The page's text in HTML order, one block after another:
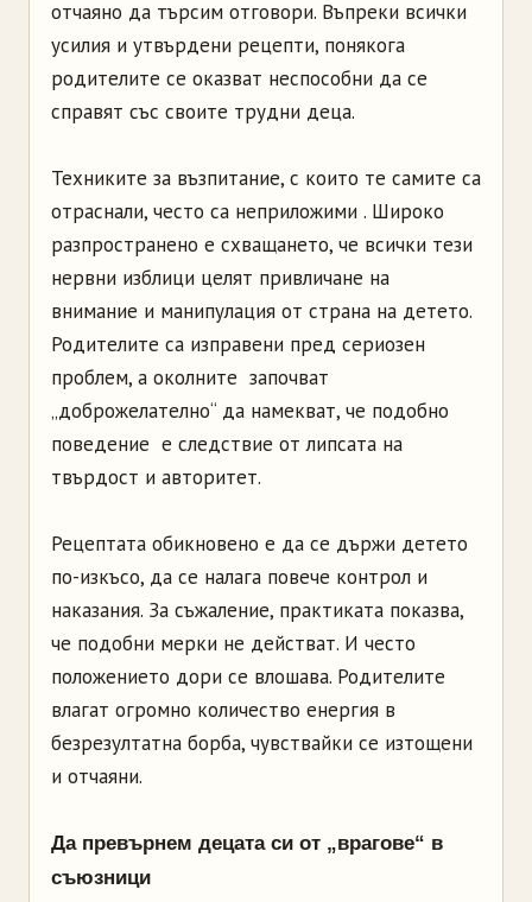
отчаяно да търсим отговори. Въпреки всички
усилия и утвърдени рецепти, понякога
родителите се оказват неспособни да се
справят със своите трудни деца.
Техниките за възпитание, с които те самите са
отраснали, често са неприложими . Широко
разпространено е схващането, че всички тези
нервни изблици целят привличане на
внимание и манипулация от страна на детето.
Родителите са изправени пред сериозен
проблем, а околните започват
„доброжелателно“ да намекват, че подобно
поведение е следствие от липсата на
твърдост и авторитет.
Рецептата обикновено е да се държи детето
по-изкъсо, да се налага повече контрол и
наказания. За съжаление, практиката показва,
че подобни мерки не действат. И често
положението дори се влошава. Родителите
влагат огромно количество енергия в
безрезултатна борба, чувствайки се изтощени
и отчаяни.
Да превърнем децата си от „врагове“ в
съюзници